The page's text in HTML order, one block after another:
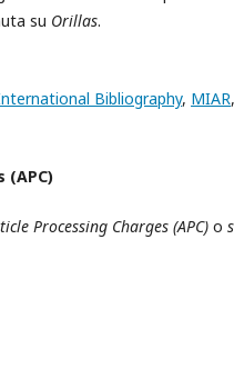
su Orillas.
Bibliography, MIAR,
Processing Charges (APC) o